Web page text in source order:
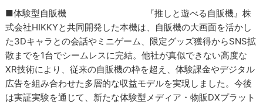
■体験型自販機 『推しと遊べる自販機』株
式会社HIKKYと共同開発した本機は、自販機の大画面を活かし
た3Dキャラとの会話やミニゲーム、限定グッズ獲得からSNS拡
散までを1台でシームレスに完結。他社が真似できない高度な
XR技術により、従来の自販機の枠を超え、体験課金やデジタル
広告を組み合わせた多層的な収益モデルを実現しました。今後
は実証実験を通じて、新たな体験型メディア・物販DXプラット